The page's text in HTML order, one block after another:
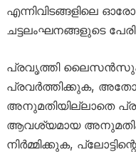
എന്നിവിടങ്ങളിലെ
ചട്ടലംഘനങ്ങളുടെ
പ്രവൃത്തി
പ്രവർത്തിക്കുക,
അനുമതിയില്ലാതെ
ആവശ്യമായ
നിർമ്മിക്കുക,